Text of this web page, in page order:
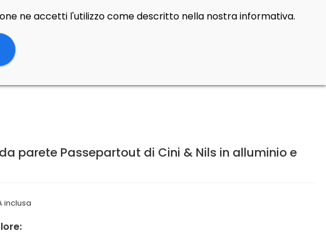
parete Passepartout di Cini & Nils in alluminio e
inclusa
ne accetti l'utilizzo come descritto nella nostra informativa.